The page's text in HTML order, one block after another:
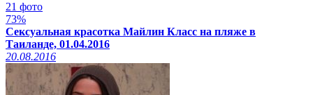
21 фото
73%
Сексуальная красотка Майлин Класс на пляже в
Таиланде, 01.04.2016
20.08.2016